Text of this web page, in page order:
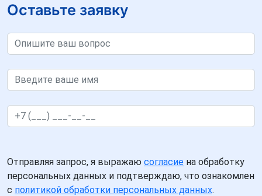
Оставьте заявку
Отправляя запрос, я выражаю согласие на обработку
персональных данных и подтверждаю, что ознакомлен
с политикой обработки персональных данных.